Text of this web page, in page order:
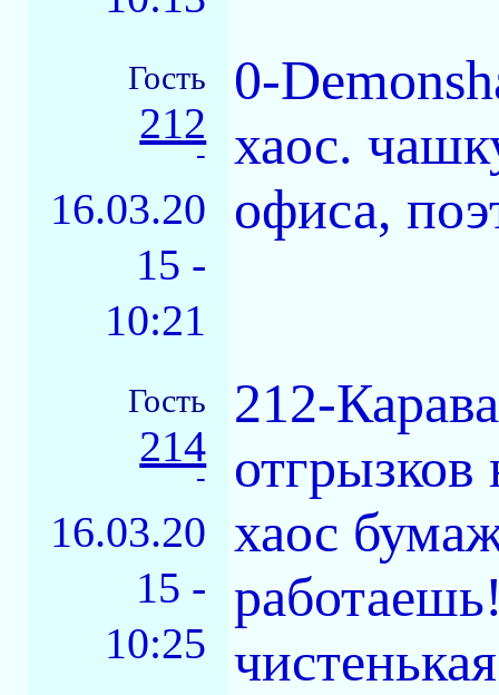
Гость
212
-
16.03.20
15 -
10:21
0-
хаос.
офиса,
Гость
214
-
16.03.20
15 -
10:25
212-
отгрызков
хаос